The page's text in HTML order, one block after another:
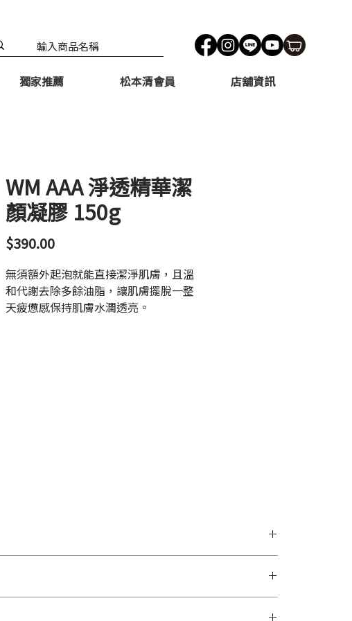
獨家推薦 松本清會員 店舖資訊
WM AAA 淨透精華潔
顏凝膠 150g
$390.00價
無須額外起泡就能直接潔淨肌膚，且溫
和代謝去除多餘油脂，讓肌膚擺脫一整
天疲憊感保持肌膚水潤透亮。